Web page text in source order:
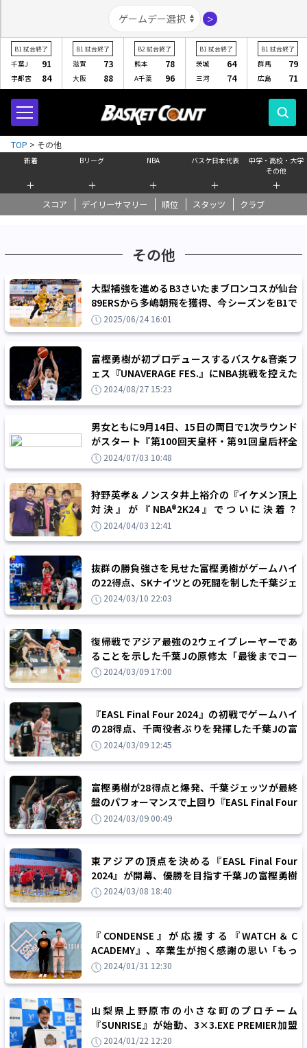
＞
B1 試合終了
千葉J 91
宇都宮 84
B1 試合終了
滋賀 73
大阪 88
B2 試合終了
熊本 78
A千葉 96
B1 試合終了
茨城 64
三河 74
B1 試合終了
群馬 79
広島 71
新着
＋
Bリーグ
＋
NBA
＋
バスケ日本代表
＋
中学・高校・大学
その他
＋
スコア デイリーサマリー 順位 スタッツ クラブ
TOP > その他
その他
大型補強を進めるB3さいたまブロンコスが仙台
89ERSから多嶋朝飛を獲得、今シーズンをB1で
プレーした選手としては3人目の加入
2025/06/24 16:01
富樫勇樹が初プロデュースするバスケ&音楽フ
ェス『UNAVERAGE FES.』にNBA挑戦を控えた
男子日本代表の河村勇輝が出演決定！
2024/08/27 15:23
男女ともに9月14日、15日の両日で1次ラウンド
がスタート『第100回天皇杯・第91回皇后杯全
日本バスケットボール選手権大会』概要決定
2024/07/03 10:48
狩野英孝＆ノンスタ井上裕介の『イケメン頂上
対決』が『NBA®2K24』でついに決着？
YouTubeにて動画公開がスタート！
2024/04/03 12:41
抜群の勝負強さを見せた富樫勇樹がゲームハイ
の22得点、SKナイツとの死闘を制した千葉ジェ
ッツが『EASL Final Four 2024』優勝！
2024/03/10 22:03
復帰戦でアジア最強の2ウェイプレーヤーであ
ることを示した千葉Jの原修太「最後までコー
トに立って貢献できたことがうれしい」
2024/03/09 17:00
『EASL Final Four 2024』の初戦でゲームハイ
の28得点、千両役者ぶりを発揮した千葉Jの富
樫勇樹「すごく楽しむことができました」
2024/03/09 12:45
富樫勇樹が28得点と爆発、千葉ジェッツが最終
盤のパフォーマンスで上回り『EASL Final Four
2024』決勝進出
2024/03/09 00:49
東アジアの頂点を決める『EASL Final Four
2024』が開幕、優勝を目指す千葉Jの富樫勇樹
「ボールが合うので、期待していてください」
2024/03/08 18:40
『CONDENSE』が応援する『WATCH＆C
ACADEMY』、卒業生が抱く感謝の思い「もっ
と上を目指してみたい」
2024/01/31 12:30
山梨県上野原市の小さな町のプロチーム
『SUNRISE』が始動、3×3.EXE PREMIER加盟
も正式決定「3×3の潜在力高い」
2024/01/22 12:20